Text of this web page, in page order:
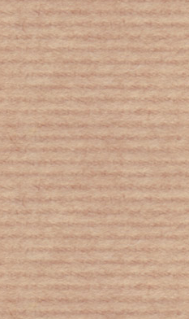
Αγωνία για την